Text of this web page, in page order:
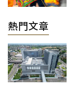
熱門文章